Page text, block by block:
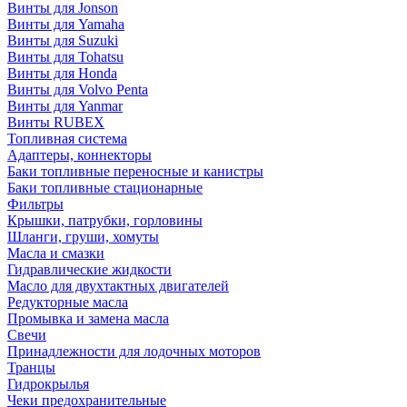
Винты для Jonson
Винты для Yamaha
Винты для Suzuki
Винты для Tohatsu
Винты для Honda
Винты для Volvo Penta
Винты для Yanmar
Винты RUBEX
Топливная система
Адаптеры, коннекторы
Баки топливные переносные и канистры
Баки топливные стационарные
Фильтры
Крышки, патрубки, горловины
Шланги, груши, хомуты
Масла и смазки
Гидравлические жидкости
Масло для двухтактных двигателей
Редукторные масла
Промывка и замена масла
Свечи
Принадлежности для лодочных моторов
Транцы
Гидрокрылья
Чеки предохранительные